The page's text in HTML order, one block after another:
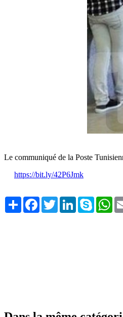
Le communiqué de la Poste
https://bit.ly/42P6Jmk
Share FacebookTwitterLinkedInSkype